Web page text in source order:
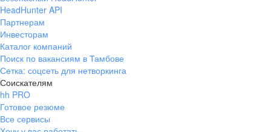
HeadHunter API
Партнерам
Инвесторам
Каталог компаний
Поиск по вакансиям в Тамбове
Сетка: соцсеть для нетворкинга
Соискателям
hh PRO
Готовое резюме
Все сервисы